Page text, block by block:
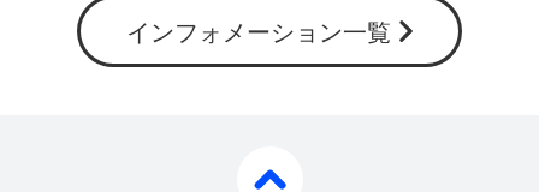
インフォメーション一覧